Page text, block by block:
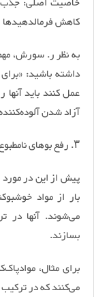
کاهش فرمالدهید‌ها
به نظر ر. سورش،
داشته باشید:
عمل کنند باید
آزاد شدن
۳. رفع بو‌های نامطبوع با روش "طبیعی"
پیش از این در مورد
بار از مواد
می‌شوند. آنها در
بسازند.
برای مثال،
می‌کنند که در